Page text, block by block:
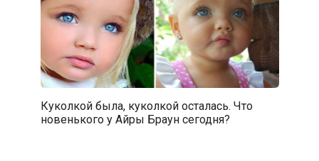
Куколкой была, куколкой осталась. Что
новенького у Айры Браун сегодня?